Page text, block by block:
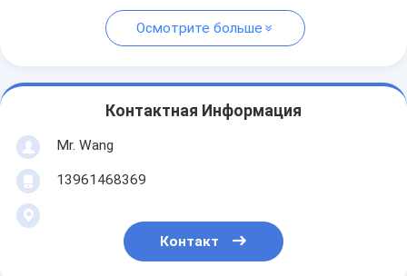
Осмотрите больше
Контактная Информация
Mr. Wang
13961468369
Контакт